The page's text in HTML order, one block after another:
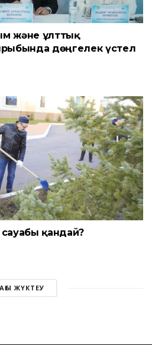
және ұлттық
дөңгелек үстел
қандай?
ЖҮКТЕУ